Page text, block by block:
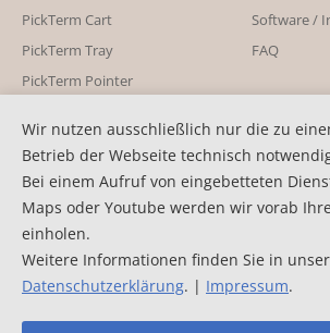
PickTerm Cart
PickTerm Tray
PickTerm Pointer
Software /
FAQ
Kontakt
KBS Industrieelektronik GmbH
Burkheimer Str. 10
D-79111 Freiburg
Telefon: +49 761 45 255-0
Telefax: +49 761 45 255-90
Aktuelles
Wir nutzen ausschließlich nur die zu
Betrieb der Webseite technisch
Bei einem Aufruf von eingebetteten
Maps oder Youtube werden wir vorab
einholen.
Weitere Informationen finden Sie in
Datenschutzerklärung. | Impressum.